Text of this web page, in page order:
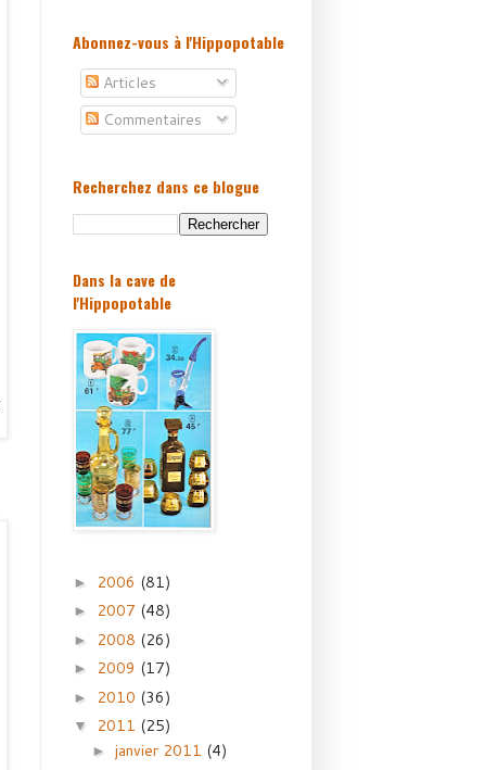
Abonnez-vous à l'Hippopotable
Articles
Commentaires
Recherchez dans ce blogue
Dans la cave de
l'Hippopotable
► 2006 (81)
► 2007 (48)
► 2008 (26)
► 2009 (17)
► 2010 (36)
▼ 2011 (25)
► janvier 2011 (4)